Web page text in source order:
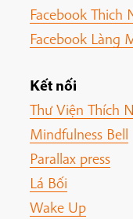
Facebook Thich
Facebook Làng
Kết nối
Thư Viện Thích
Mindfulness Bell
Parallax press
Lá Bối
Wake Up